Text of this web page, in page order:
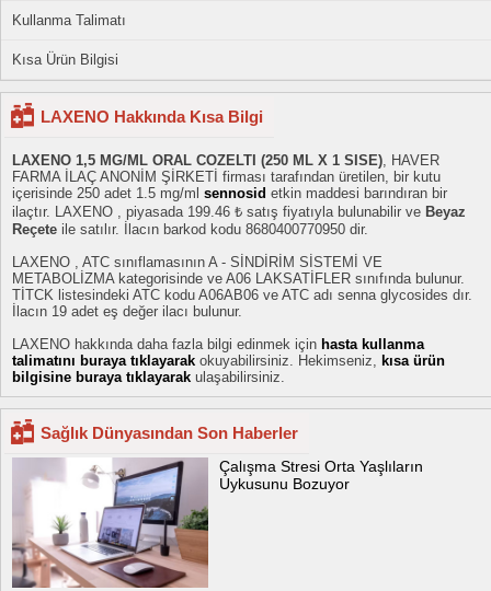
Kullanma Talimatı
Kısa Ürün Bilgisi
LAXENO Hakkında Kısa Bilgi
LAXENO 1,5 MG/ML ORAL COZELTI (250 ML X 1 SISE) , HAVER
FARMA İLAÇ ANONİM ŞİRKETİ firması tarafından üretilen, bir kutu
içerisinde 250 adet 1.5 mg/ml sennosid etkin maddesi barındıran bir
ilaçtır. LAXENO , piyasada 199.46 ₺ satış fiyatıyla bulunabilir ve Beyaz
Reçete ile satılır. İlacın barkod kodu 8680400770950 dir.
LAXENO , ATC sınıflamasının A - SİNDİRİM SİSTEMİ VE
METABOLİZMA kategorisinde ve A06 LAKSATİFLER sınıfında bulunur.
TİTCK listesindeki ATC kodu A06AB06 ve ATC adı senna glycosides dır.
İlacın 19 adet eş değer ilacı bulunur.
LAXENO hakkında daha fazla bilgi edinmek için hasta kullanma
talimatını buraya tıklayarak okuyabilirsiniz. Hekimseniz,
kısa ürün
bilgisine buraya tıklayarak ulaşabilirsiniz.
Sağlık Dünyasından Son Haberler
Çalışma Stresi Orta Yaşlıların
Uykusunu Bozuyor